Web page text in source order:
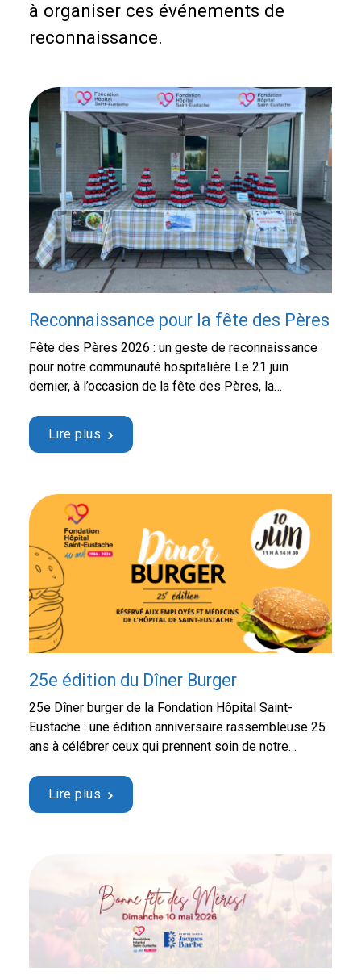
à organiser ces événements de
reconnaissance.
Reconnaissance pour la fête des Pères
Fête des Pères 2026 : un geste de reconnaissance
pour notre communauté hospitalière Le 21 juin
dernier, à l’occasion de la fête des Pères, la
geste simple, mais significatif, afin de témoigner sa
reconnaissance envers les employés et les
Lire plus
25e édition du Dîner Burger
25e Dîner burger de la Fondation Hôpital Saint-
Eustache : une édition anniversaire rassembleuse 25
ans à célébrer ceux qui prennent soin de notre
Saint-Eustache a célébré cette année sa 25e édition
dans une ambiance festive, chaleureuse et remplie
Lire plus